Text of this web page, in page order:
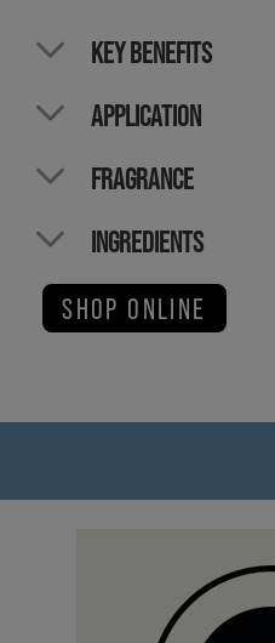
KEY BENEFITS
APPLICATION
FRAGRANCE
INGREDIENTS
SHOP ONLINE